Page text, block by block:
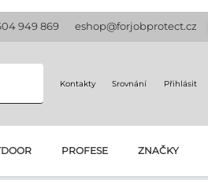
949 869 eshop@forjobprotect.cz
Kontakty Srovnání Přihlásit
PROFESE ZNAČKY